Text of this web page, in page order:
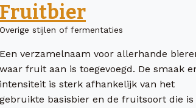
Fruitbier
Overige stijlen of fermentaties
Een verzamelnaam voor allerhande
waar fruit aan is toegevoegd. De smaak
intensiteit is sterk afhankelijk van het
gebruikte basisbier en de fruitsoort die is